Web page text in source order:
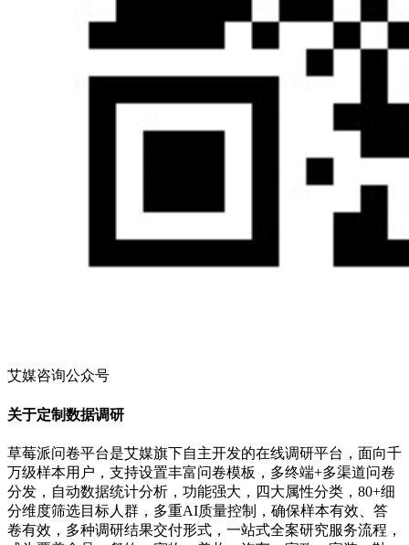
艾媒咨询公众号
关于定制数据调研
草莓派问卷平台是艾媒旗下自主开发的在线调研平台，面向千
万级样本用户，支持设置丰富问卷模板，多终端+多渠道问卷
分发，自动数据统计分析，功能强大，四大属性分类，80+细
分维度筛选目标人群，多重AI质量控制，确保样本有效、答
卷有效，多种调研结果交付形式，一站式全案研究服务流程，